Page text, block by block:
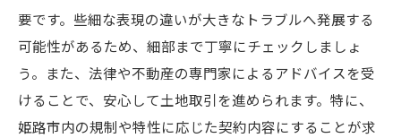
要です。些細な表現の違いが大きなトラブルへ発展する
可能性があるため、細部まで丁寧にチェックしましょ
う。また、法律や不動産の専門家によるアドバイスを受
けることで、安心して土地取引を進められます。特に、
姫路市内の規制や特性に応じた契約内容にすることが求